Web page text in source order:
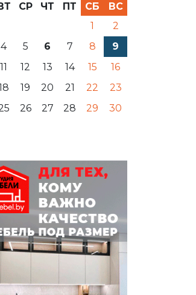
СР ЧТ ПТ СБ
ВС
1
2
4 5 6 7 8
9
11 12 13 14 15
16
19 20 21 22
23
26 27 28 29
30